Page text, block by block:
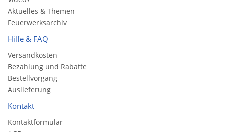
Aktuelles & Themen
Feuerwerksarchiv
Hilfe & FAQ
Versandkosten
Bezahlung und Rabatte
Bestellvorgang
Auslieferung
Kontakt
Kontaktformular